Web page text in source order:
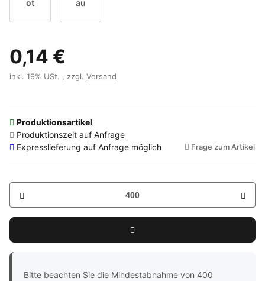
0,14 €
inkl. 19% USt. , zzgl. Versand
Produktionsartikel
Produktionszeit auf Anfrage
Expresslieferung auf Anfrage möglich
Frage zum Artikel
Bitte beachten Sie die Mindestabnahme von 400